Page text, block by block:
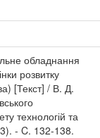
обладнання
розвитку
[Текст] / В. Д.
технологій та
- C. 132-138.